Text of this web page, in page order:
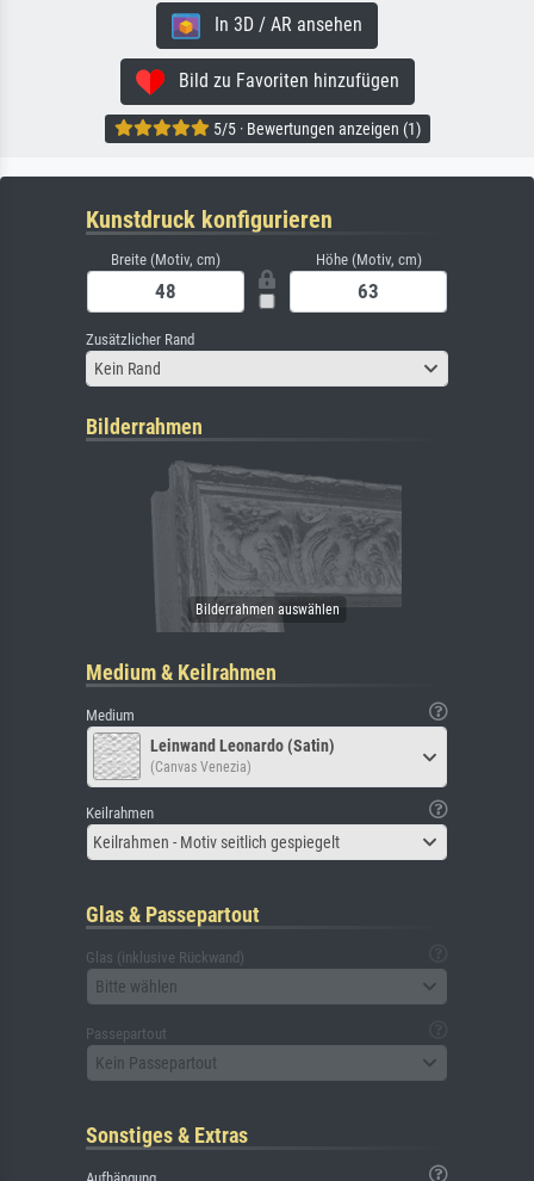
In 3D / AR ansehen
Bild zu Favoriten hinzufügen
5/5 · Bewertungen anzeigen (1)
Kunstdruck konfigurieren
Breite (Motiv, cm) Höhe (Motiv, cm)
Zusätzlicher Rand
Kein Rand
Bilderrahmen
Medium & Keilrahmen
Medium
Leinwand Leonardo (Satin)
(Canvas Venezia)
Keilrahmen
Keilrahmen - Motiv seitlich gespiegelt
Glas & Passepartout
Glas (inklusive Rückwand)
Bitte wählen
Passepartout
Kein Passepartout
Sonstiges & Extras